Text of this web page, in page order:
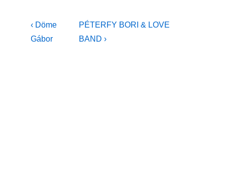
Bejegyzés
navigáció
Previous
Post
‹ Döme
Gábor
Next
Post
PÉTERFY BORI & LOVE
BAND ›